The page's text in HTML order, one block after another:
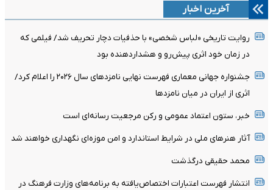
آخرین اخبار
روایت تاریخی «لباس شخصی» با حذفیات دچار تحریف شد/ فیلمی که
در زمان خود اثری پیش‌رو و هشداردهنده بود
جشنواره جهانی معماری فهرست نهایی نامزدهای سال ۲۰۲۶ را اعلام کرد/
اثری از ایران در میان نامزدها
خبر، ستون اعتماد عمومی و رکن مرجعیت رسانه‌ای است
آثار هنرهای ملی در شرایط استاندارد و امن موزه‌ای نگهداری خواهند شد
محمد حقیقی درگذشت
انتشار فهرست اعتبارات اختصاص‌یافته به برنامه‌های وزارت فرهنگ در